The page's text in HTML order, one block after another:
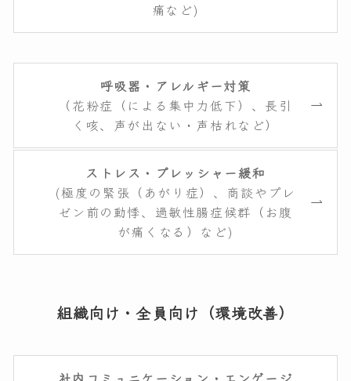
痛など)
呼吸器・アレルギー対策
（花粉症（による集中力低下）、長引
く咳、声が出ない・声枯れなど）
ストレス・プレッシャー緩和
(極度の緊張（あがり症）、商談やプレ
ゼン前の動悸、過敏性腸症候群（お腹
が痛くなる）など)
組織向け・全員向け（環境改善）